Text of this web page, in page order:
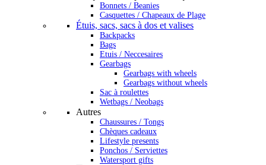
Bonnets / Beanies
Casquettes / Chapeaux de Plage
Étuis, sacs, sacs à dos et valises
Backpacks
Bags
Etuis / Neccesaires
Gearbags
Gearbags with wheels
Gearbags without wheels
Sac à roulettes
Wetbags / Neobags
Autres
Chaussures / Tongs
Chèques cadeaux
Lifestyle presents
Ponchos / Serviettes
Watersport gifts